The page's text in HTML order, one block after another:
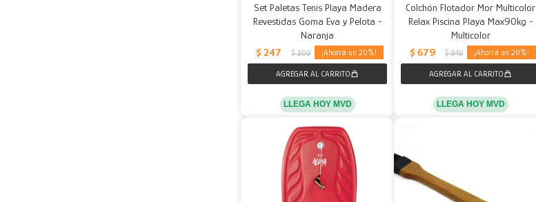
Set Paletas Tenis Playa Madera
Revestidas Goma Eva y Pelota -
Naranja
$ 247 $ 309 20
LLEGA HOY MVD
Colchón Flotador Mor Multicolor
Relax Piscina Playa Max90kg -
Multicolor
$ 679 $ 849 20
LLEGA HOY MVD